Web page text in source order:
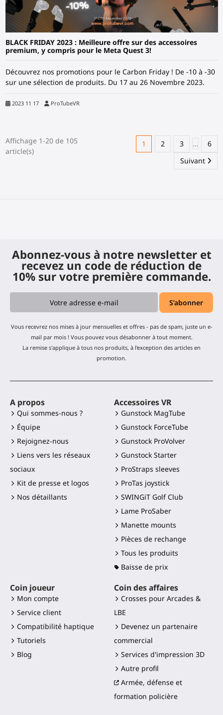
BLACK FRIDAY 2023 : Meilleure offre sur des accessoires
premium, y compris pour le Meta Quest 3!
Découvrez nos promotions pour le Carbon Friday ! De -10 à -30
sur une sélection de produits. Du 17 au 26 Novembre 2023.
2023 11 17 ProTubeVR
Affichage 1-20 de 105
article(s)
1 2 3 …
6
Suivant
Abonnez-vous à notre newsletter et
recevez un code de réduction de
10% sur votre première commande.
Vous recevrez nos mises à jour mensuelles et offres - pas de spam, juste un e-
mail par mois ! Vous pouvez vous désabonner à tout moment.
La remise s'applique à tous nos produits, à l'exception des articles en
promotion.
A propos
Qui sommes-nous ?
Équipe
Rejoignez-nous
Liens vers les réseaux
sociaux
Kit de presse et logos
Nos détaillants
Accessoires VR
Gunstock MagTube
Gunstock ForceTube
Gunstock ProVolver
Gunstock Starter
ProStraps sleeves
ProTas joystick
SWINGiT Golf Club
Lame ProSaber
Manette mounts
Pièces de rechange
Tous les produits
Baisse de prix
Coin joueur
Mon compte
Service client
Compatibilité haptique
Tutoriels
Blog
Coin des affaires
Crosses pour Arcades &
LBE
Devenez un partenaire
commercial
Services d'impression 3D
Autre profil
Armée, défense et
formation policière